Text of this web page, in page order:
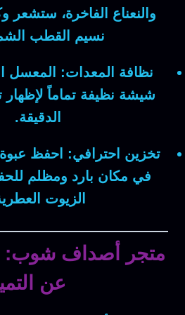
والنعناع الفاخرة،
نسيم القطب
نظافة المعدات: المعسل
شيشة نظيفة تماماً لإظهار
الدقيقة.
تخزين احترافي: احفظ
في مكان بارد ومظلم
الزيوت
متجر أصداف شوب:
عن